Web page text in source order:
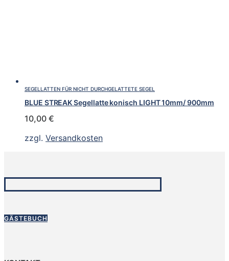
SEGELLATTEN FÜR NICHT DURCHGELATTETE SEGEL
BLUE STREAK Segellatte konisch LIGHT 10mm/ 900mm
10,00 €
zzgl. Versandkosten
GÄSTEBUCH